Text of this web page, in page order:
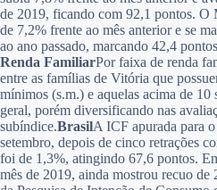
de 2019, ficando com 92,1 pontos. O
de 7,2% frente ao mês anterior e se
ao ano passado, marcando 42,4
Renda FamiliarPor faixa de renda
entre as famílias de Vitória que
mínimos (s.m.) e aquelas acima de 10
geral, porém diversificando nas
subíndice.BrasilA ICF apurada para
setembro, depois de cinco retrações
foi de 1,3%, atingindo 67,6 pontos.
mês de 2019, ainda mostrou recuo de